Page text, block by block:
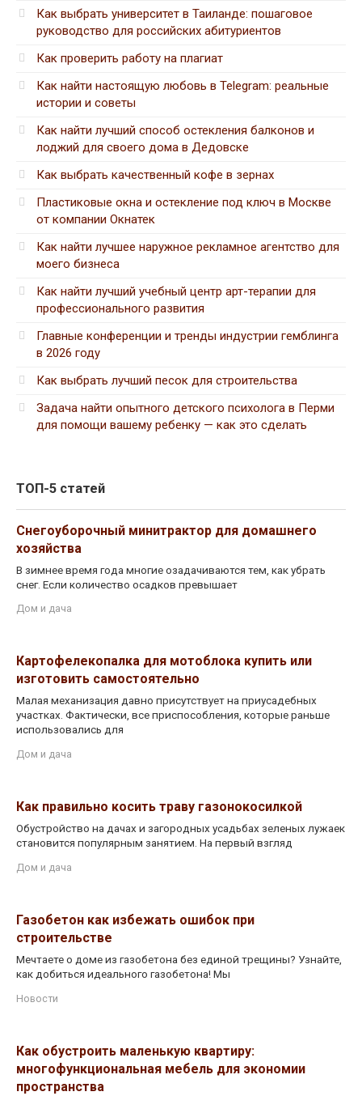
Как выбрать университет в Таиланде: пошаговое
руководство для российских абитуриентов
Как проверить работу на плагиат
Как найти настоящую любовь в Telegram: реальные
истории и советы
Как найти лучший способ остекления балконов и
лоджий для своего дома в Дедовске
Как выбрать качественный кофе в зернах
Пластиковые окна и остекление под ключ в Москве
от компании Окнатек
Как найти лучшее наружное рекламное агентство для
моего бизнеса
Как найти лучший учебный центр арт-терапии для
профессионального развития
Главные конференции и тренды индустрии гемблинга
в 2026 году
Как выбрать лучший песок для строительства
Задача найти опытного детского психолога в Перми
для помощи вашему ребенку — как это сделать
ТОП-5 статей
Снегоуборочный минитрактор для домашнего
хозяйства
В зимнее время года многие озадачиваются тем, как убрать
снег. Если количество осадков превышает
Дом и дача
Картофелекопалка для мотоблока купить или
изготовить самостоятельно
Малая механизация давно присутствует на приусадебных
участках. Фактически, все приспособления, которые раньше
использовались для
Дом и дача
Как правильно косить траву газонокосилкой
Обустройство на дачах и загородных усадьбах зеленых лужаек
становится популярным занятием. На первый взгляд
Дом и дача
Газобетон как избежать ошибок при
строительстве
Мечтаете о доме из газобетона без единой трещины? Узнайте,
как добиться идеального газобетона! Мы
Новости
Как обустроить маленькую квартиру:
многофункциональная мебель для экономии
пространства